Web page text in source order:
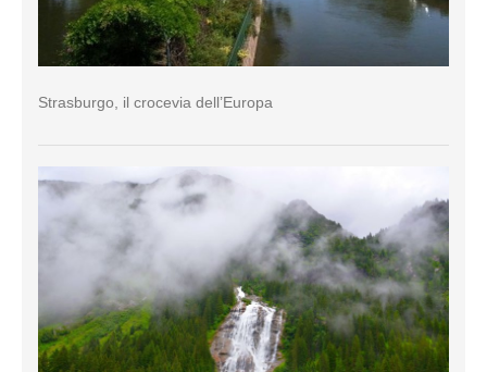
Strasburgo, il crocevia dell’Europa